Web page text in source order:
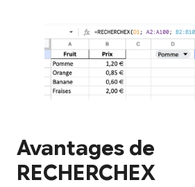
Avantages de
RECHERCHEX